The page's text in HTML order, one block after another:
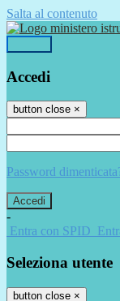
Salta al contenuto
Accedi
button close ×
Password
-
Entra con SPID
Seleziona utente
button close ×